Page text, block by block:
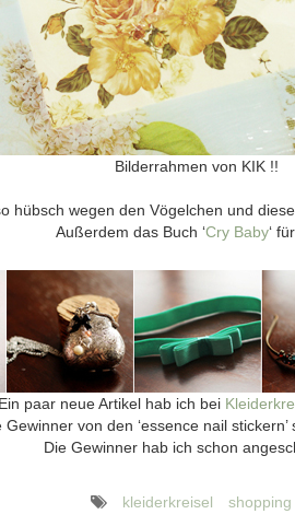
Bilderrahmen von KIK !!
hübsch wegen den Vögelchen und
Außerdem das Buch ‘Cry Baby‘
Ein paar neue Artikel hab ich bei
Gewinner von den ‘essence nail
Die Gewinner hab ich schon
kleiderkreisel shopping